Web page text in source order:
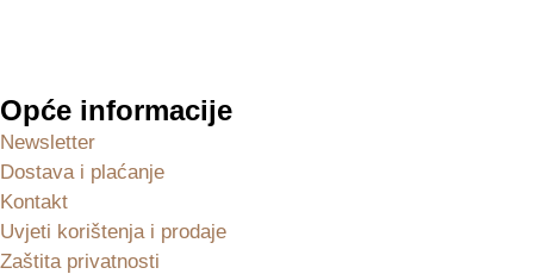
Opće informacije
Newsletter
Dostava i plaćanje
Kontakt
Uvjeti korištenja i prodaje
Zaštita privatnosti